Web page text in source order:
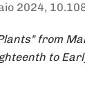
2024,
from
to